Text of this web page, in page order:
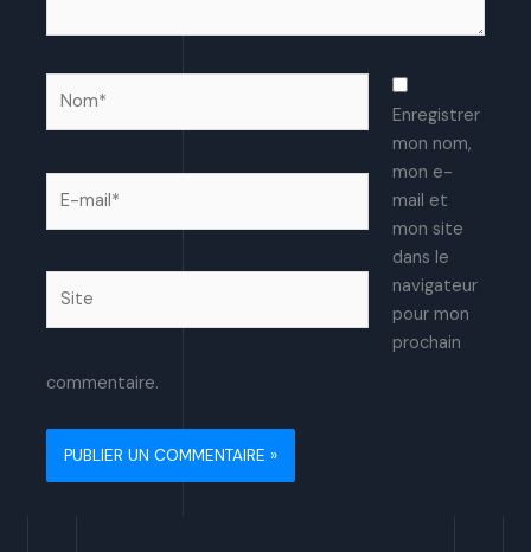
mail*
Enregistrer
mon nom,
mon e-
mail et
mon site
dans le
navigateur
pour mon
prochain
commentaire.